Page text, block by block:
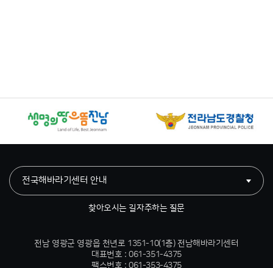
찾아오시는 길자주하는 질문
전국해바라기센터 안내
전남 영광군 영광읍 천년로 1351-10(1층) 전남해바라기센터
대표번호 : 061-351-4375
팩스번호 : 061-353-4375